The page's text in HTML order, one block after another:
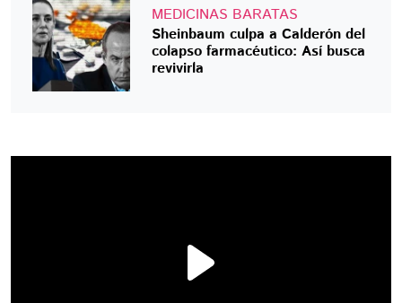
MEDICINAS BARATAS
Sheinbaum culpa a Calderón del
colapso farmacéutico: Así busca
revivirla